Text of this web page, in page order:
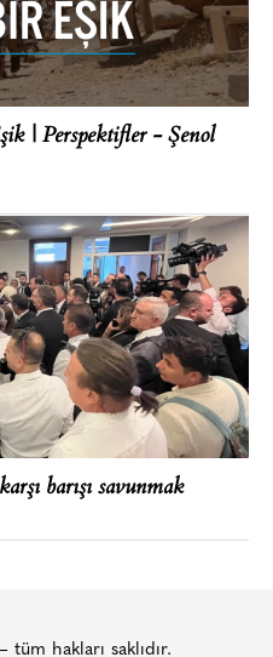
| Perspektifler - Şenol
barışı savunmak
hakları saklıdır.